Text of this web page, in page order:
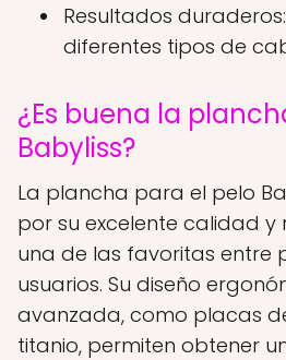
Resultados
diferentes tipos de
¿Es buena la
Babyliss?
La plancha para el pelo
por su excelente calidad y
una de las favoritas entre
usuarios. Su diseño
avanzada, como placas
titanio, permiten obtener